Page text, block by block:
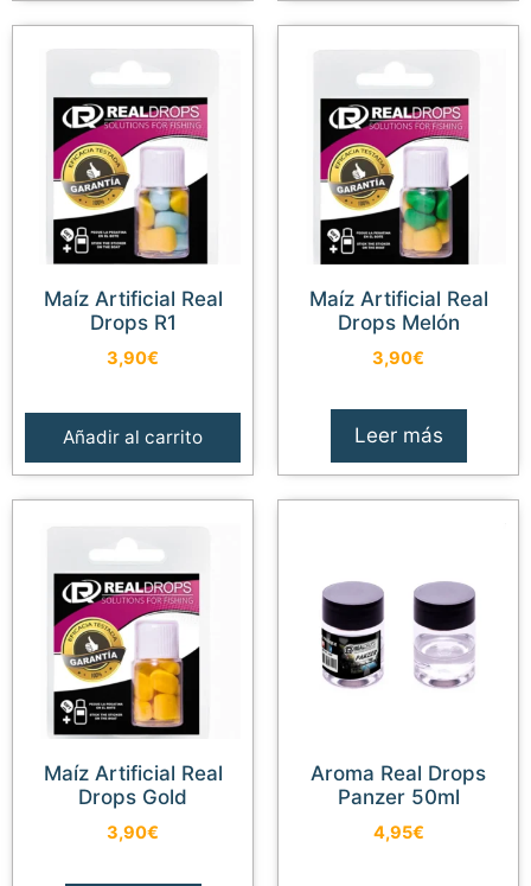
Maíz Artificial Real
Drops R1
3,90€
Añadir al carrito
Maíz Artificial Real
Drops Melón
3,90€
Leer más
Maíz Artificial Real
Drops Gold
3,90€
Aroma Real Drops
Panzer 50ml
4,95€